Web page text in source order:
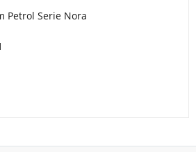
Petrol Serie Nora